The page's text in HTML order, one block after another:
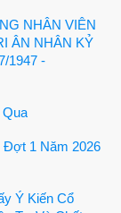
NHÂN VIÊN
ÂN NHÂN KỶ
1947 -
Qua
1 Năm 2026
Ý Kiến Cổ